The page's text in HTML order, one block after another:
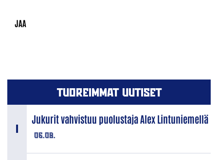
TUOREIMMAT UUTISET
06.08.
Jukurit vahvistuu puolustaja Alex Lintuniemellä